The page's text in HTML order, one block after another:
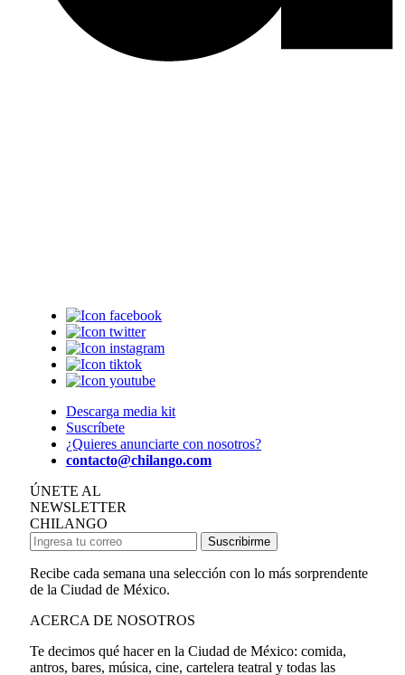
Descarga media kit
Suscríbete
¿Quieres anunciarte con nosotros?
contacto@chilango.com
ÚNETE AL
NEWSLETTER
CHILANGO
Suscribirme
Recibe cada semana una selección con lo más sorprendente
de la Ciudad de México.
ACERCA DE NOSOTROS
Te decimos qué hacer en la Ciudad de México: comida,
antros, bares, música, cine, cartelera teatral y todas las